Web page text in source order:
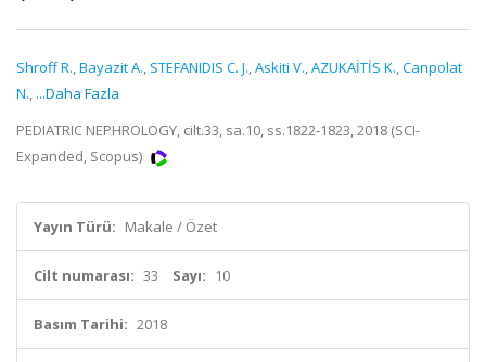
Shroff R.,Bayazit A., STEFANIDIS C. J.,Askiti V.,AZUKAİTİS K.,Canpolat
N., ...Daha Fazla
PEDIATRIC NEPHROLOGY, cilt.33, sa.10, ss.1822-1823, 2018 (SCI-
Expanded, Scopus)
Yayın Türü: Makale / Özet
Cilt numarası: 33 Sayı: 10
Basım Tarihi: 2018